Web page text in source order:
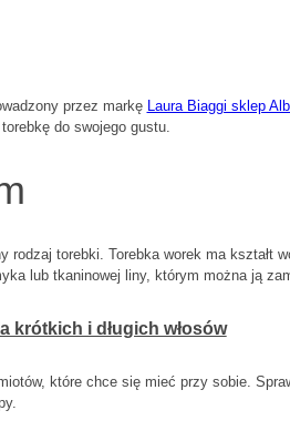
przez markę Laura Biaggi sklep
do swojego gustu.
rodzaj torebki. Torebka worek ma kształt
lub tkaninowej liny, którym można ją
krótkich i długich włosów
które chce się mieć przy sobie.